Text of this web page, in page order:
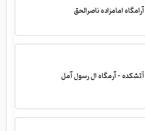
آرامگاه امامزاده ناصرالحق
آتشکده - آرمگاه ال رسول آمل